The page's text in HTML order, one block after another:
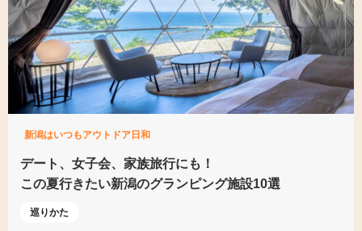
新潟はいつもアウトドア日和
デート、女子会、家族旅行にも！
この夏行きたい新潟のグランピング施設10選
巡りかた